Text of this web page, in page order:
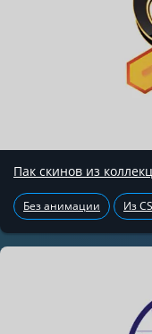
Пак скинов из
Без анимации Из